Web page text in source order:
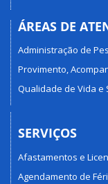
ÁREAS DE
Administração de
Provimento,
Qualidade de Vida e
SERVIÇOS
Afastamentos e
Agendamento de